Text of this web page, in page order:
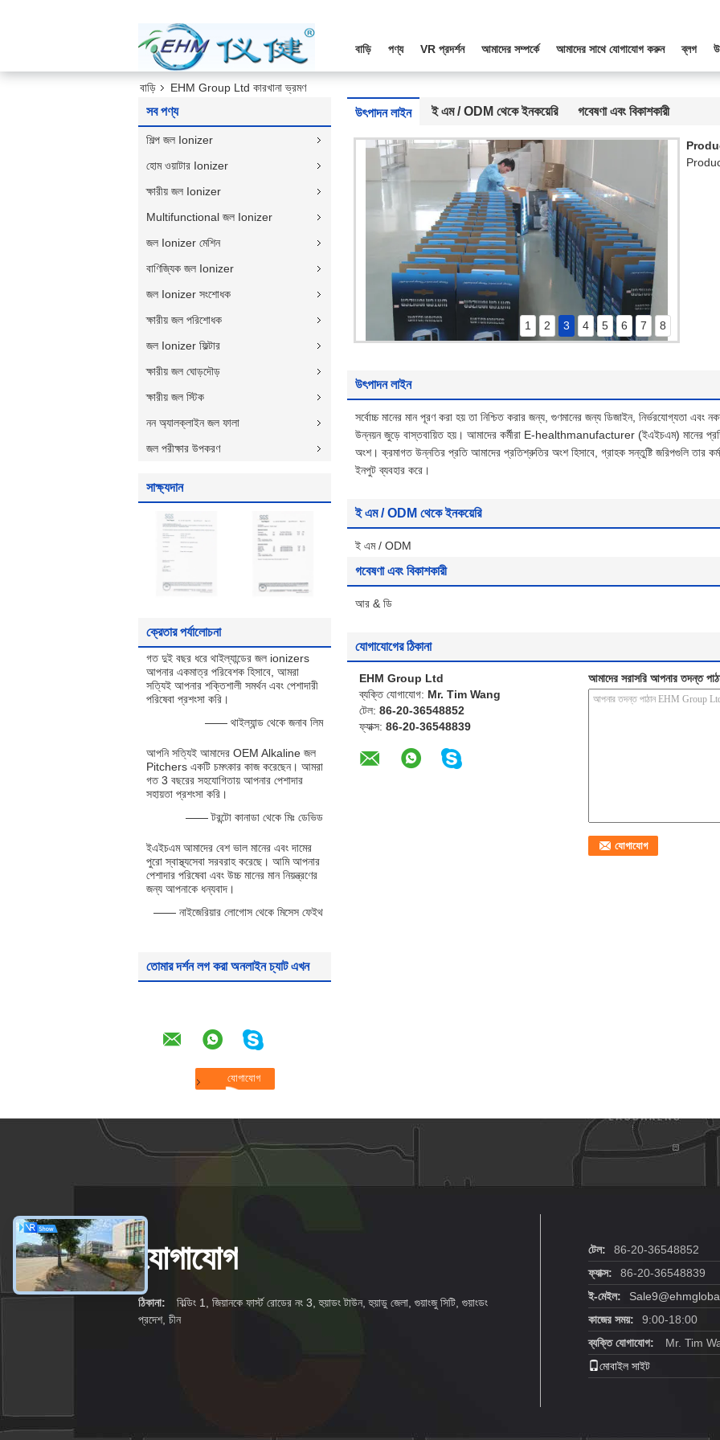
বাড়ি পণ্য VR প্রদর্শন আমাদের সম্পর্কে আমাদের সাথে যোগাযোগ করুন ব্লগ
বাড়ি EHM Group Ltd কারখানা ভ্রমণ
সব পণ্য
শিল্প জল Ionizer
হোম ওয়াটার Ionizer
ক্ষারীয় জল Ionizer
Multifunctional জল Ionizer
জল Ionizer মেশিন
বাণিজ্যিক জল Ionizer
জল Ionizer সংশোধক
ক্ষারীয় জল পরিশোধক
জল Ionizer ফিল্টার
ক্ষারীয় জল ঘোড়দৌড়
ক্ষারীয় জল স্টিক
নন অ্যালক্লাইন জল ফালা
জল পরীক্ষার উপকরণ
সাক্ষ্যদান
ক্রেতার পর্যালোচনা
গত দুই বছর ধরে থাইল্যান্ডের জল ionizers
আপনার একমাত্র পরিবেশক হিসাবে, আমরা
সত্যিই আপনার শক্তিশালী সমর্থন এবং পেশাদারী
পরিষেবা প্রশংসা করি।
—— থাইল্যান্ড থেকে জনাব লিম
আপনি সত্যিই আমাদের OEM Alkaline জল
Pitchers একটি চমৎকার কাজ করেছেন। আমরা
গত 3 বছরের সহযোগিতায় আপনার পেশাদার
সহায়তা প্রশংসা করি।
—— টরন্টো কানাডা থেকে মিঃ ডেভিড
ইএইচএম আমাদের বেশ ভাল মানের এবং দামের
পুরো স্বাস্থ্যসেবা সরবরাহ করেছে। আমি আপনার
পেশাদার পরিষেবা এবং উচ্চ মানের মান নিয়ন্ত্রণের
জন্য আপনাকে ধন্যবাদ।
—— নাইজেরিয়ার লোগোস থেকে মিসেস ফেইথ
তোমার দর্শন লগ করা অনলাইন চ্যাট এখন
উৎপাদন লাইন ই এম / ODM থেকে ইনকয়েরি গবেষণা এবং বিকাশকারী
1 2 3 4 5 6 7
8
Production Line
Production Line
Production Line
Production Line
Production Line
Production Line
উৎপাদন লাইন
সর্বোচ্চ মানের মান পূরণ করা হয় তা নিশ্চিত করার জন্য, গুণমানের জন্য ডিজাইন, নির্ভরযোগ্যতা এবং
উন্নয়ন জুড়ে বাস্তবায়িত হয়। আমাদের কর্মীরা E-healthmanufacturer (ইএইচএম) মানের
অংশ। ক্রমাগত উন্নতির প্রতি আমাদের প্রতিশ্রুতির অংশ হিসাবে, গ্রাহক সন্তুষ্টি জরিপগুলি তার
ইনপুট ব্যবহার করে।
ই এম / ODM থেকে ইনকয়েরি
ই এম / ODM
গবেষণা এবং বিকাশকারী
আর & ডি
যোগাযোগের ঠিকানা
EHM Group Ltd
ব্যক্তি যোগাযোগ: Mr. Tim Wang
টেল: 86-20-36548852
ফ্যাক্স: 86-20-36548839
আমাদের সরাসরি আপনার তদন্ত
যোগাযোগ
ঠিকানা:
বিল্ডিং 1, জিয়ানকে ফার্স্ট রোডের নং 3, হুয়াডং টাউন, হুয়াডু জেলা, গুয়াংজু সিটি, গুয়াংডং
প্রদেশ, চীন
টেল:
86-20-36548852
ফ্যাক্স:
86-20-36548839
ই-মেইল:
কাজের সময়:
9:00-18:00
ব্যক্তি যোগাযোগ:
Mr. Tim
মোবাইল সাইট